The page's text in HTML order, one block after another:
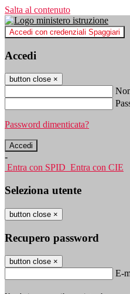
Salta al contenuto
Accedi con credenziali Spaggiari
Accedi
button close ×
Password dimenticata?
-
Entra con SPID Entra con CIE
Seleziona utente
button close ×
Recupero password
button close ×
E-